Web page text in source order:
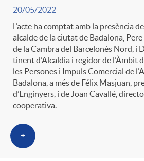
20/05/2022
L’acte ha comptat amb la presència
alcalde de la ciutat de Badalona,
de la Cambra del Barcelonès Nord, i
tinent d’Alcaldia i regidor de l’Àmbit
les Persones i Impuls Comercial de
Badalona, a més de Félix Masjuan,
d’Enginyers, i de Joan Cavallé,
cooperativa.
+